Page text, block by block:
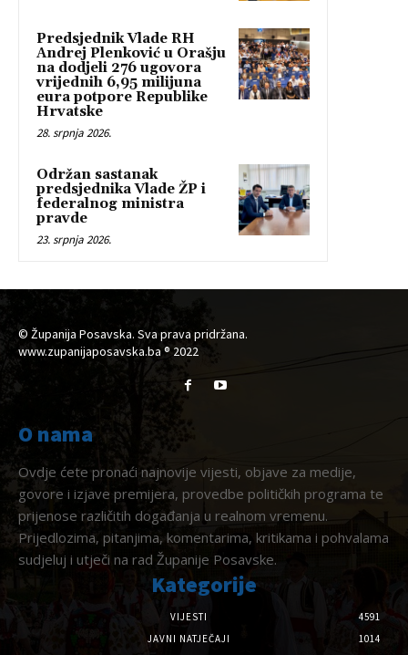
Predsjednik Vlade RH
Andrej Plenković u Orašju
na dodjeli 276 ugovora
vrijednih 6,95 milijuna
eura potpore Republike
Hrvatske
28. srpnja 2026.
Održan sastanak
predsjednika Vlade ŽP i
federalnog ministra
pravde
23. srpnja 2026.
© Županija Posavska. Sva prava pridržana.
www.zupanijaposavska.ba ® 2022
O nama
Ovdje ćete pronaći najnovije vijesti, objave za medije,
govore i izjave premijera, provedbe političkih programa te
prijenose različitih događanja u realnom vremenu.
Prijedlozima, pitanjima, komentarima, kritikama i pohvalama
sudjeluj i utječi na rad Županije Posavske.
Kategorije
VIJESTI
4591
JAVNI NATJEČAJI
1014